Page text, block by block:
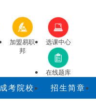
加盟易职
邦
选课中心
在线题库
成考院校 招生简章